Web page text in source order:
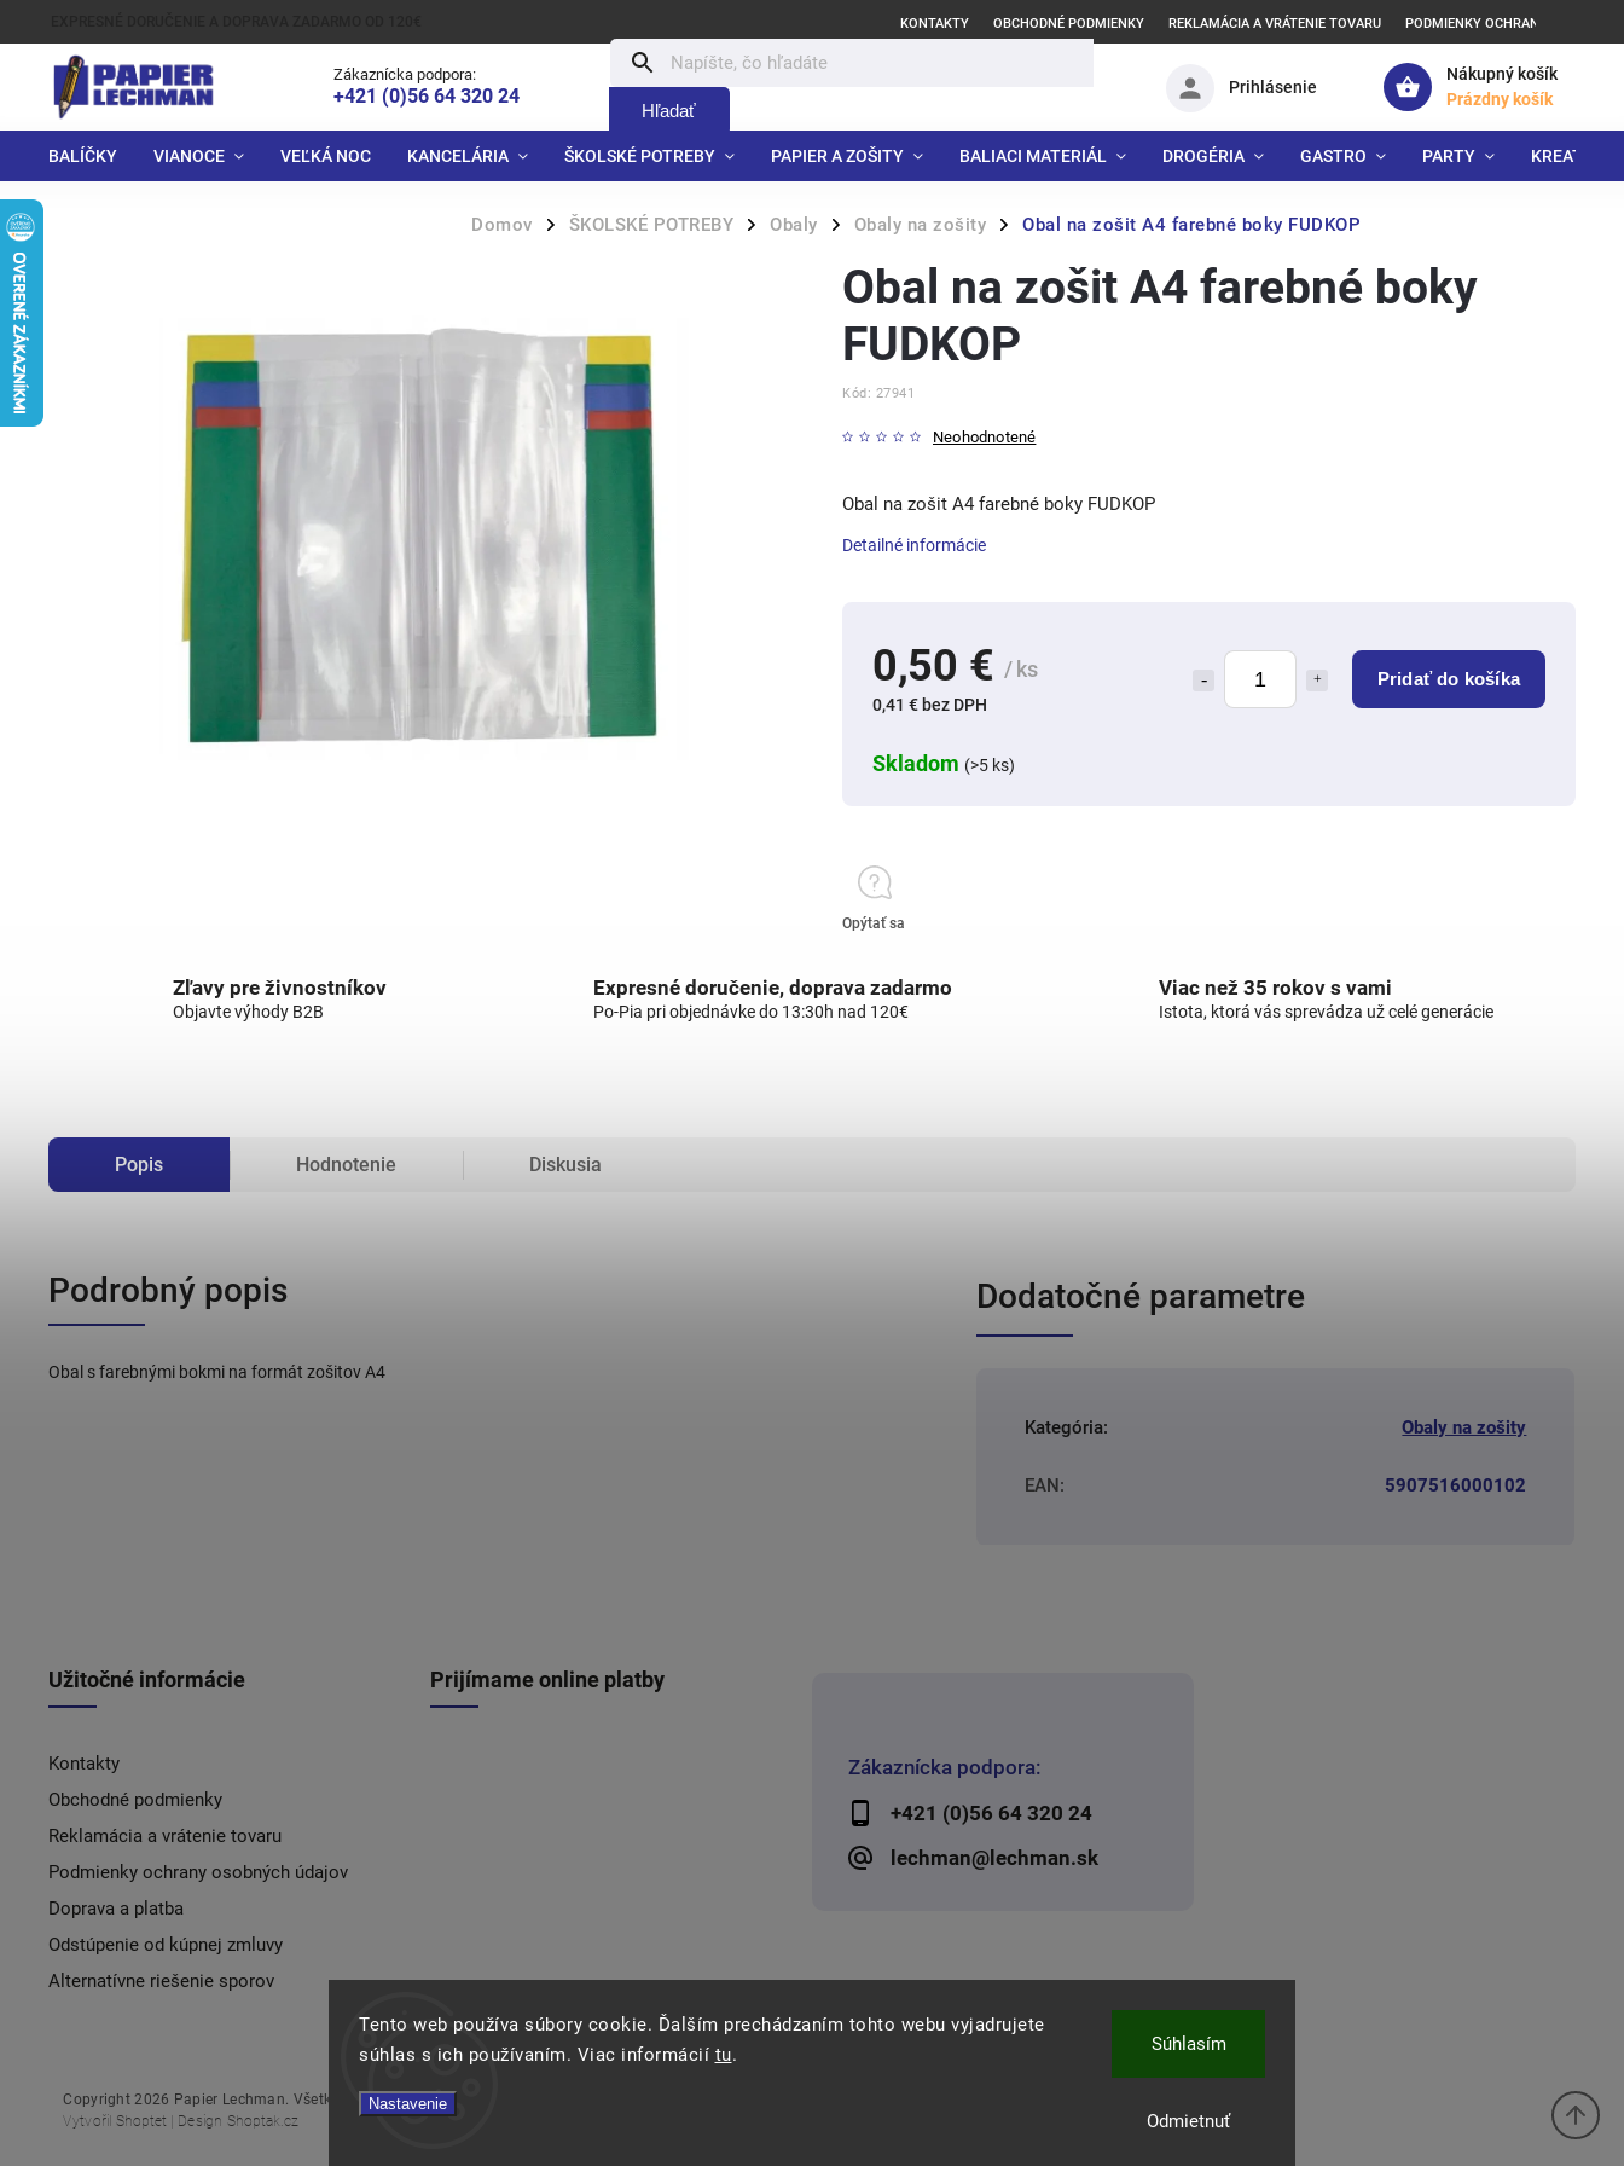
Tento web používa súbory cookie. Ďalším prechádzaním tohto webu vyjadrujete
súhlas s ich používaním. Viac informácií tu.
Nastavenie
Odmietnuť
Súhlasím
KONTAKTY OBCHODNÉ PODMIENKY REKLAMÁCIA A VRÁTENIE TOVARU PODMIENKY OCHRANY
Zákaznícka podpora:
+421 (0)56 64 320 24
Hľadať
Nákupný košík
Prázdny košík
Prihlásenie
BALÍČKY VIANOCE VEĽKÁ NOC KANCELÁRIA ŠKOLSKÉ POTREBY PAPIER A ZOŠITY BALIACI MATERIÁL DROGÉRIA GASTRO PARTY
Domov / ŠKOLSKÉ POTREBY / Obaly / Obaly na zošity / Obal na zošit A4 farebné boky FUDKOP
0,50 € / ks
0,41 € bez DPH
Pridať do košíka
Skladom (>5 ks)
Obal na zošit A4 farebné boky
FUDKOP
Kód: 27941
Neohodnotené
Obal na zošit A4 farebné boky FUDKOP
Detailné informácie
Opýtať sa
Zľavy pre živnostníkov
Objavte výhody B2B
Expresné doručenie, doprava zadarmo
Po-Pia pri objednávke do 13:30h nad 120€
Viac než 35 rokov s vami
Istota, ktorá vás sprevádza už celé generácie
Popis Hodnotenie Diskusia
Podrobný popis
Obal s farebnými bokmi na formát zošitov A4
Dodatočné parametre
Kategória: Obaly na zošity
EAN: 5907516000102
Zákaznícka podpora:
+421 (0)56 64 320 24
lechman@lechman.sk
Užitočné informácie
Kontakty
Obchodné podmienky
Reklamácia a vrátenie tovaru
Podmienky ochrany osobných údajov
Doprava a platba
Odstúpenie od kúpnej zmluvy
Alternatívne riešenie sporov
Prijímame online platby
Copyright 2026 Papier Lechman. Všetky práva vyhradené.
Vytvořil Shoptet | Design Shoptak.cz